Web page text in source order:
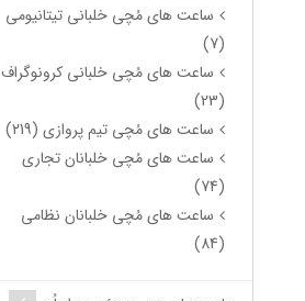
ساعت های مُچی خلبانی تیتانیومی
(7)
ساعت های مُچی خلبانی کرونوگراف
(23)
ساعت های مُچی تیم پروازی (219)
ساعت های مُچی خلبانان تجاری
(74)
ساعت های مُچی خلبانان نظامی
(84)